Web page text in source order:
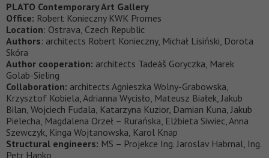
PLATO Contemporary Art Gallery
Office: Robert Konieczny KWK Promes
Location: Ostrava, Czech Republic
Authors: architects Robert Konieczny, Michał Lisiński, Dorota
Skóra
Author cooperation: architects Tadeáš Goryczka, Marek
Golab-Sieling
Collaboration: architects Agnieszka Wolny-Grabowska,
Krzysztof Kobiela, Adrianna Wycisło, Mateusz Białek, Jakub
Bilan, Wojciech Fudala, Katarzyna Kuzior, Damian Kuna, Jakub
Pielecha, Magdalena Orzeł – Rurańska, Elżbieta Siwiec, Anna
Szewczyk, Kinga Wojtanowska, Karol Knap
Structural engineers: MS – Projekce Ing. Jaroslav Habrnal, Ing.
Petr Hanko